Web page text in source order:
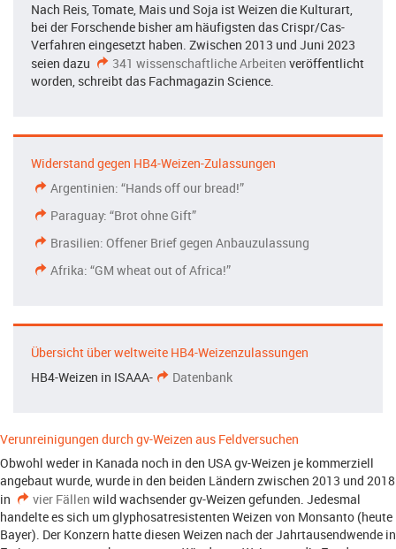
Nach Reis, Tomate, Mais und Soja ist Weizen die Kulturart,
bei der Forschende bisher am häufigsten das Crispr/Cas-
Verfahren eingesetzt haben. Zwischen 2013 und Juni 2023
seien dazu
341 wissenschaftliche Arbeiten veröffentlicht
worden, schreibt das Fachmagazin Science.
Widerstand gegen HB4-Weizen-Zulassungen
Argentinien: “Hands off our bread!”
Paraguay: “Brot ohne Gift”
Brasilien: Offener Brief gegen Anbauzulassung
Afrika: “GM wheat out of Africa!”
Übersicht über weltweite HB4-Weizenzulassungen
HB4-Weizen in ISAAA-
Datenbank
Verunreinigungen durch gv-Weizen aus Feldversuchen
Obwohl weder in Kanada noch in den USA gv-Weizen je kommerziell
angebaut wurde, wurde in den beiden Ländern zwischen 2013 und 2018
in
vier Fällen wild wachsender gv-Weizen gefunden. Jedesmal
handelte es sich um glyphosatresistenten Weizen von Monsanto (heute
Bayer). Der Konzern hatte diesen Weizen nach der Jahrtausendwende in